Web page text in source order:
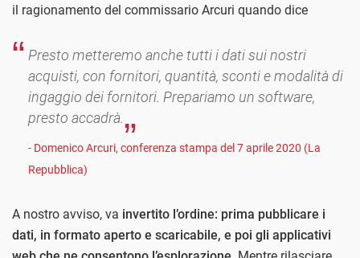
il ragionamento del commissario Arcuri quando dice
Presto metteremo anche tutti i dati sui nostri
acquisti, con fornitori, quantità, sconti e modalità di
ingaggio dei fornitori. Prepariamo un software,
presto accadrà.
- Domenico Arcuri, conferenza stampa del 7 aprile 2020 (La
Repubblica)
A nostro avviso, va invertito l’ordine: prima pubblicare i
dati, in formato aperto e scaricabile, e poi gli applicativi